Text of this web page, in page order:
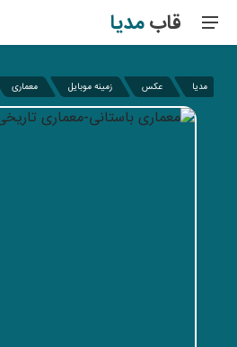
قابمدیا
مدیا عکس زمینه موبایل معماری